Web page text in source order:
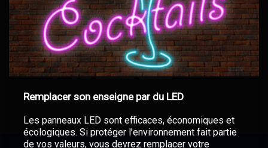
Remplacer son enseigne par du LED
Les panneaux LED sont efficaces, économiques et
écologiques. Si protéger l’environnement fait partie
de vos valeurs, vous devrez remplacer votre